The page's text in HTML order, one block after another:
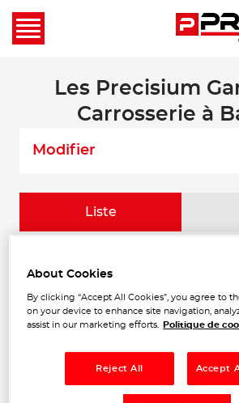
Les Precisium
Carrosserie à
Modifier
Liste
1
11.34
CARROSSERIE
31120 PORTET SUR
Fermé actuellement
Voir
About Cookies
By clicking “Accept All Cookies”, you agree to
on your device to enhance site navigation,
assist in our marketing efforts.
Politique de
Reject All Accept